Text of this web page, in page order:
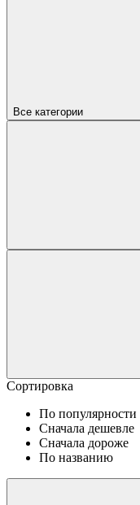
Все категории
Сортировка
По популярности
Сначала дешевле
Сначала дороже
По названию